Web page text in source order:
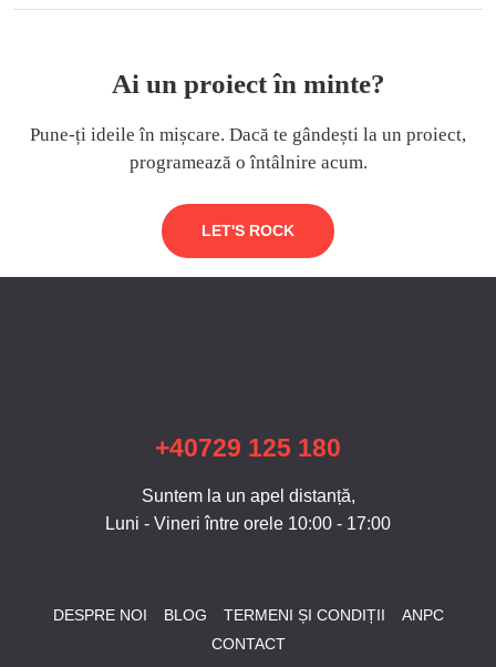
Ai un proiect în minte?
Pune-ți ideile în mișcare. Dacă te gândești la un proiect,
programează o întâlnire acum.
LET'S ROCK
+40729 125 180
Suntem la un apel distanță,
Luni - Vineri între orele 10:00 - 17:00
DESPRE NOI BLOG TERMENI ȘI CONDIȚII
ANPC
CONTACT